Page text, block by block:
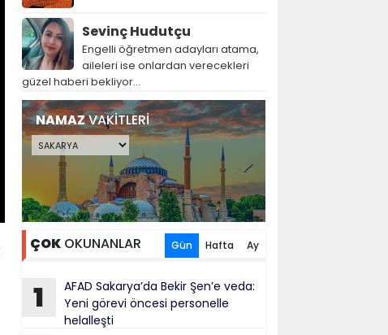
Sevinç Hudutçu
Engelli öğretmen adayları atama,
aileleri ise onlardan verecekleri
güzel haberi bekliyor...
NAMAZVAKİTLERİ
ÇOKOKUNANLAR Gün Hafta Ay
1
AFAD Sakarya’da Bekir Şen’e veda:
Yeni görevi öncesi personelle
helalleşti